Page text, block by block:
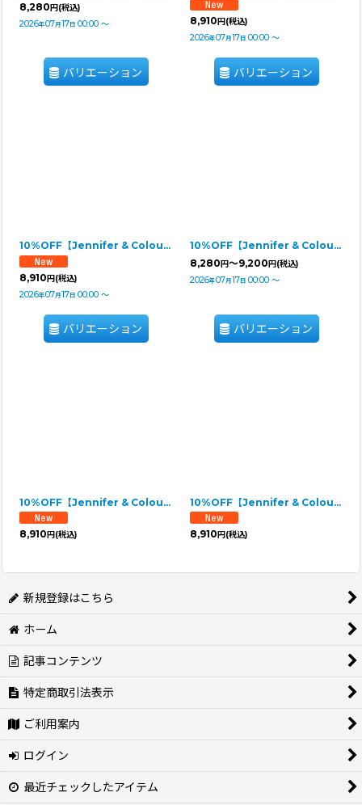
8,280 円 (税込)
2026年07月17日 00:00 ～
バリエーション
8,910 円 (税込)
2026年07月17日 00:00 ～
バリエーション
10%OFF【Jennifer & Colour】リボンドレス★即納品★Mサイズ/ホワイトＸモカリボン
8,910円(税込)
2026年07月17日 00:00 ～
バリエーション
10%OFF【Jennifer & Colour】リボンドレス・PINK FAKE
8,280 円～9,200 円 (税込)
2026年07月17日 00:00 ～
バリエーション
10%OFF【Jennifer & Colour】リボンドレス★即納品★Mサイズ/ブラックＸモカリボン
8,910円(税込)
10%OFF【Jennifer & Colour】リボンドレス★即納品★Mサイズ/ブラックＸローズリボン
8,910円(税込)
新規登録はこちら
ホーム
記事コンテンツ
特定商取引法表示
ご利用案内
ログイン
最近チェックしたアイテム